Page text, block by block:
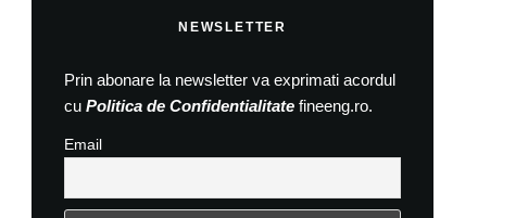
NEWSLETTER
Prin abonare la newsletter va exprimati acordul
cu Politica de Confidentialitate fineeng.ro.
Email